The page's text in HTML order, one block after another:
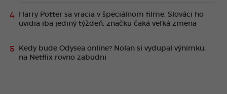
Harry Potter sa vracia v špeciálnom filme. Slováci ho
uvidia iba jediný týždeň, značku čaká veľká zmena
Kedy bude Odysea online? Nolan si vydupal výnimku,
na Netflix rovno zabudni